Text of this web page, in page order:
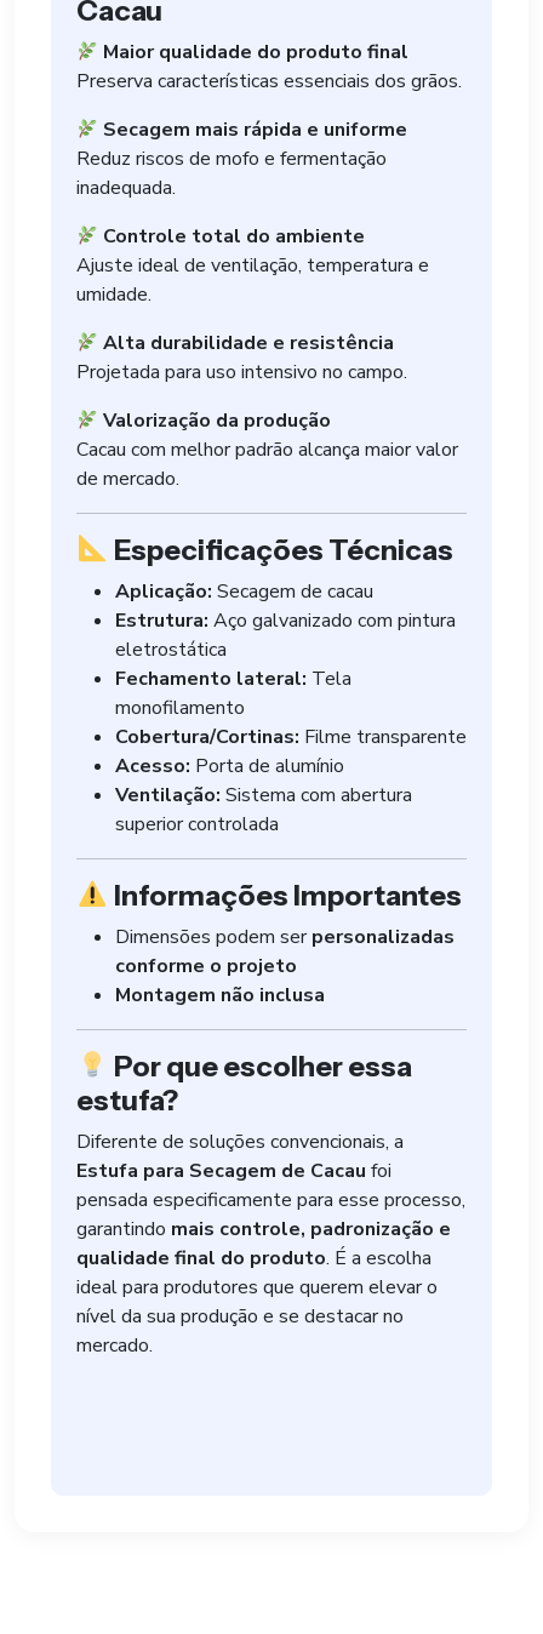
Cacau
Maior qualidade do produto final
Preserva características essenciais dos grãos.
Secagem mais rápida e uniforme
Reduz riscos de mofo e fermentação
inadequada.
Controle total do ambiente
Ajuste ideal de ventilação, temperatura e
umidade.
Alta durabilidade e resistência
Projetada para uso intensivo no campo.
Valorização da produção
Cacau com melhor padrão alcança maior valor
de mercado.
Especificações Técnicas
Aplicação: Secagem de cacau
Estrutura: Aço galvanizado com pintura
eletrostática
Fechamento lateral: Tela
monofilamento
Cobertura/Cortinas: Filme transparente
Acesso: Porta de alumínio
Ventilação: Sistema com abertura
superior controlada
Informações Importantes
Dimensões podem serpersonalizadas
conforme o projeto
Montagem não inclusa
Por que escolher essa
estufa?
Diferente de soluções convencionais, a
Estufa para Secagem de Cacau foi
pensada especificamente para esse processo,
garantindo mais controle, padronização e
qualidade final do produto. É a escolha
ideal para produtores que querem elevar o
nível da sua produção e se destacar no
mercado.